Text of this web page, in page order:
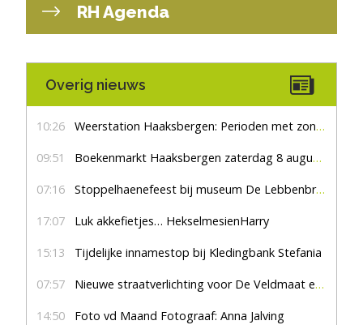
RH Agenda
Overig nieuws
10:26 Weerstation Haaksbergen: Perioden met zon en droog
09:51 Boekenmarkt Haaksbergen zaterdag 8 augustus, marktplein Haaksbergen
07:16 Stoppelhaenefeest bij museum De Lebbenbrugge
17:07 Luk akkefietjes… HekselmesienHarry
15:13 Tijdelijke innamestop bij Kledingbank Stefania
07:57 Nieuwe straatverlichting voor De Veldmaat en De Pas
14:50 Foto vd Maand Fotograaf: Anna Jalving